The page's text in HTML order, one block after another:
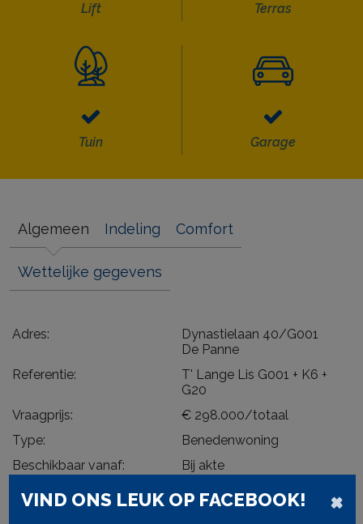
Lift Terras
Tuin Garage
Algemeen Indeling Comfort
Wettelijke gegevens
Adres:
Dynastielaan 40/G001
De Panne
Referentie:
T' Lange Lis G001 + K6 +
G20
Vraagprijs:
€ 298.000/totaal
Type:
Benedenwoning
Beschikbaar vanaf:
Bij akte
Ligging:
Aan rustige weg, Open
ligging, Residentieel, Kust×
VIND ONS LEUK OP FACEBOOK!